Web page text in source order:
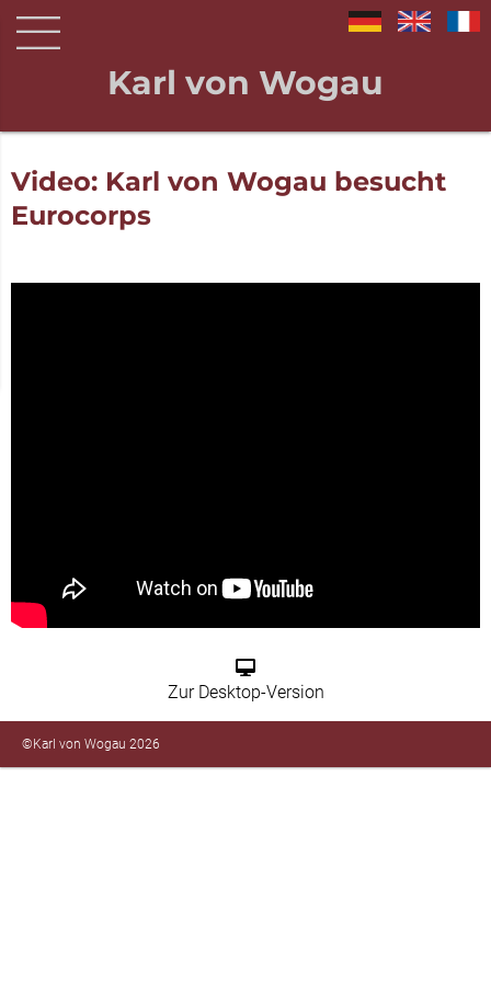
Karl von Wogau
Video: Karl von Wogau besucht
Eurocorps
Zur Desktop-Version
©Karl von Wogau 2026